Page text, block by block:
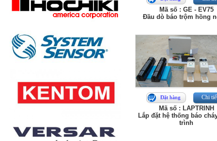
Mã số : GE - EV75
Đầu dò báo trộm hồng
Đặt hàng Chi
Mã số : LAPTRINH
Lắp đặt hệ thống báo
trình